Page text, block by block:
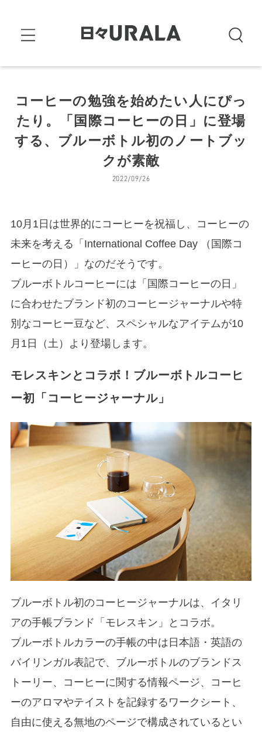
コーヒーの勉強を始めたい人にぴっ
たり。「国際コーヒーの日」に登場
する、ブルーボトル初のノートブッ
クが素敵
2022/09/26
10月1日は世界的にコーヒーを祝福し、コーヒーの
未来を考える「International Coffee Day （国際コ
ーヒーの日）」なのだそうです。
ブルーボトルコーヒーには「国際コーヒーの日」
に合わせたブランド初のコーヒージャーナルや特
別なコーヒー豆など、スペシャルなアイテムが10
月1日（土）より登場します。
モレスキンとコラボ！ブルーボトルコーヒ
ー初「コーヒージャーナル」
ブルーボトル初のコーヒージャーナルは、イタリ
アの手帳ブランド「モレスキン」とコラボ。
ブルーボトルカラーの手帳の中は日本語・英語の
バイリンガル表記で、ブルーボトルのブランドス
トーリー、コーヒーに関する情報ページ、コーヒ
ーのアロマやテイストを記録するワークシート、
自由に使える無地のページで構成されているとい